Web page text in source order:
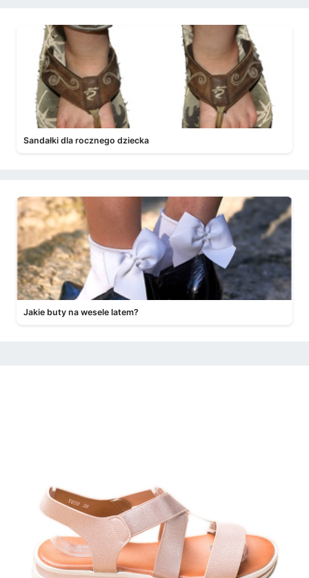
Sandałki dla rocznego dziecka
Jakie buty na wesele latem?